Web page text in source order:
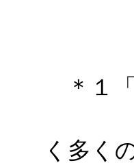
＊１
きも
く多く